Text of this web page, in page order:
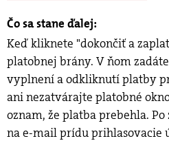
Čo sa stane ďalej:
Keď kliknete "dokončiť a
platobnej brány. V ňom
vyplnení a odkliknutí platby
ani nezatvárajte platobné
oznam, že platba prebehla.
na e-mail prídu prihlasovacie